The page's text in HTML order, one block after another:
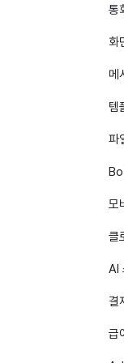
통
화
메
템
파
모
클
AI
결
급